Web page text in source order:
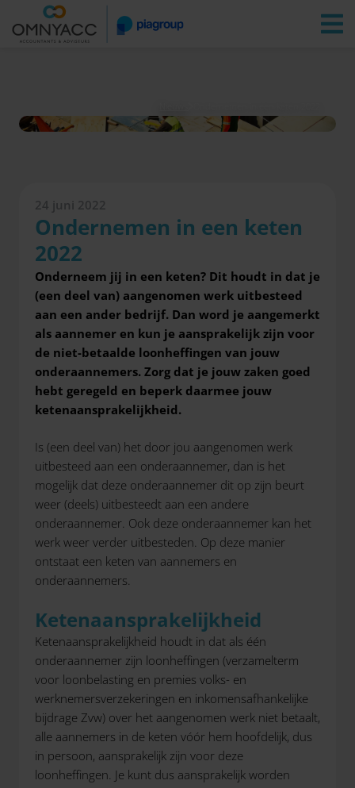
Vestigingen Zoeken
24 juni 2022
Ondernemen in een keten
2022
Onderneem jij in een keten? Dit houdt in dat je
(een deel van) aangenomen werk uitbesteed
aan een ander bedrijf. Dan word je aangemerkt
als aannemer en kun je aansprakelijk zijn voor
de niet-betaalde loonheffingen van jouw
onderaannemers. Zorg dat je jouw zaken goed
hebt geregeld en beperk daarmee jouw
ketenaansprakelijkheid.
Is (een deel van) het door jou aangenomen werk
uitbesteed aan een onderaannemer, dan is het
mogelijk dat deze onderaannemer dit op zijn beurt
weer (deels) uitbesteedt aan een andere
onderaannemer. Ook deze onderaannemer kan het
werk weer verder uitbesteden. Op deze manier
ontstaat een keten van aannemers en
onderaannemers.
Ketenaansprakelijkheid
Ketenaansprakelijkheid houdt in dat als één
onderaannemer zijn loonheffingen (verzamelterm
voor loonbelasting en premies volks- en
werknemersverzekeringen en inkomensafhankelijke
bijdrage Zvw) over het aangenomen werk niet betaalt,
alle aannemers in de keten vóór hem hoofdelijk, dus
in persoon, aansprakelijk zijn voor deze
loonheffingen. Je kunt dus aansprakelijk worden